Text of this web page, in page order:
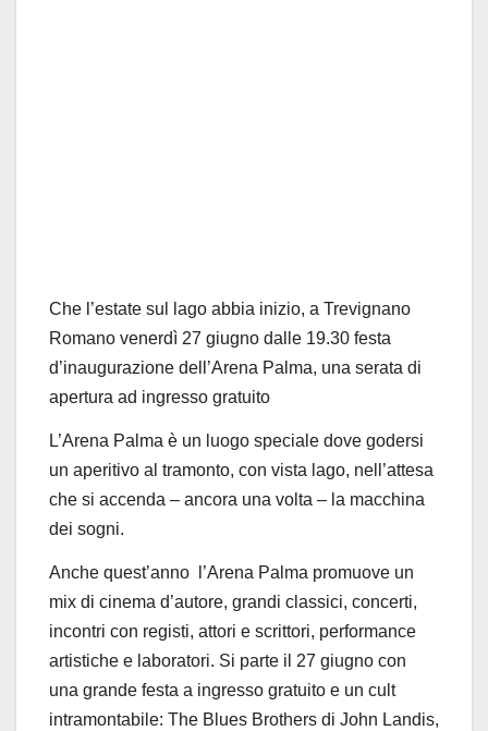
Che l’estate sul lago abbia inizio, a Trevignano
Romano venerdì 27 giugno dalle 19.30 festa
d’inaugurazione dell’Arena Palma, una serata di
apertura ad ingresso gratuito
L’Arena Palma è un luogo speciale dove godersi
un aperitivo al tramonto, con vista lago, nell’attesa
che si accenda – ancora una volta – la macchina
dei sogni.
Anche quest’anno l’Arena Palma promuove un
mix di cinema d’autore, grandi classici, concerti,
incontri con registi, attori e scrittori, performance
artistiche e laboratori. Si parte il 27 giugno con
una grande festa a ingresso gratuito e un cult
intramontabile: The Blues Brothers di John Landis,